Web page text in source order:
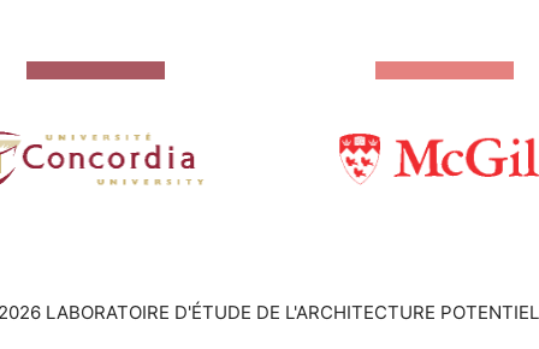
LABORATOIRE D'ÉTUDE DE L'ARCHITECTURE